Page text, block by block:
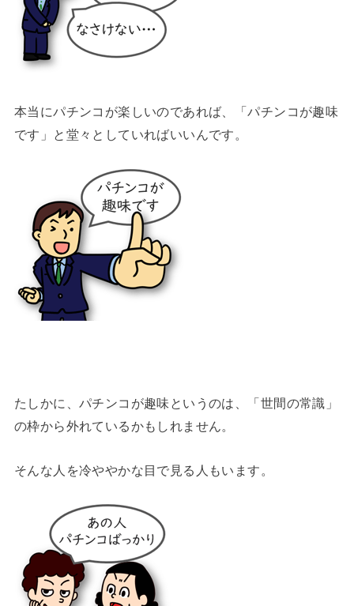
本当にパチンコが楽しいのであれば、「パチンコが趣味
です」と堂々としていればいいんです。
たしかに、パチンコが趣味というのは、「世間の常識」
の枠から外れているかもしれません。
そんな人を冷ややかな目で見る人もいます。